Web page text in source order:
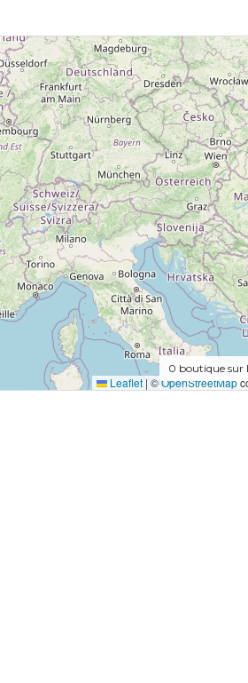
Leaflet | ©OpenStreetMap
0 boutique sur